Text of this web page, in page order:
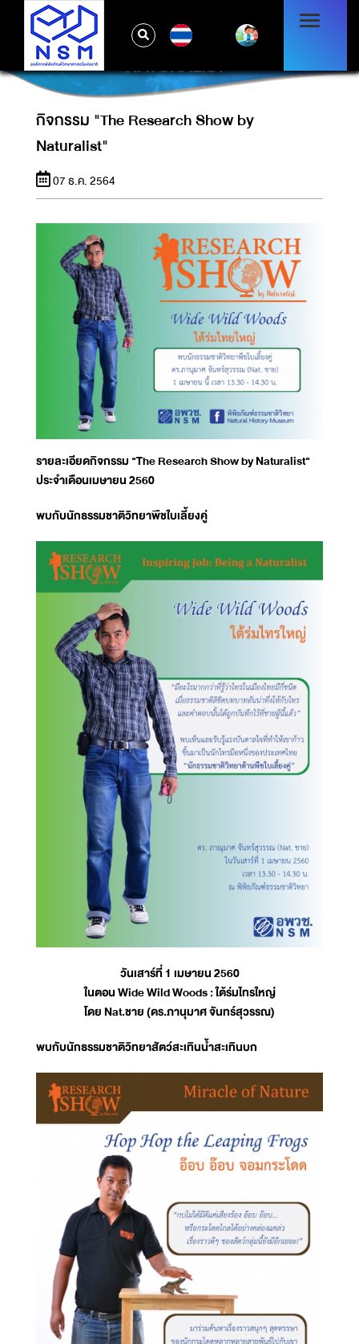
กิจกรรม "THE RESEARCH SHOW BY
NATURALIST"
กิจกรรม "The Research Show by
Naturalist"
07 ธ.ค. 2564
รายละเอียดกิจกรรม "The Research Show by Naturalist"
ประจำเดือนเมษายน 2560
พบกับนักธรรมชาติวิทยาพืชใบเลี้ยงคู่
วันเสาร์ที่ 1 เมษายน 2560
ในตอน Wide Wild Woods : ใต้ร่มไทรใหญ่
โดย Nat.ชาย (ดร.ภานุมาศ จันทร์สุวรรณ)
พบกับนักธรรมชาติวิทยาสัตว์สะเทินน้ำสะเทินบก